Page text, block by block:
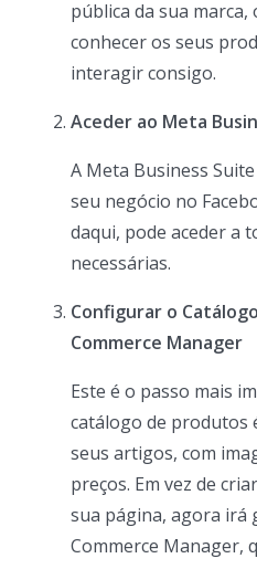
pública da sua
conhecer os seus
interagir consigo.
Aceder ao Meta
A Meta Business
seu negócio no
daqui, pode aceder a
necessárias.
Configurar o
Commerce Manager
Este é o passo mais
catálogo de produtos
seus artigos, com
preços. Em vez de
sua página, agora irá
Commerce Manager,